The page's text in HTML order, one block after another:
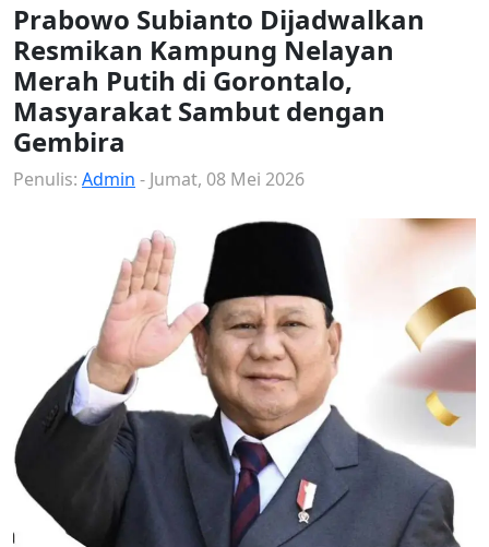
Prabowo Subianto Dijadwalkan
Resmikan Kampung Nelayan
Merah Putih di Gorontalo,
Masyarakat Sambut dengan
Gembira
Penulis: Admin - Jumat, 08 Mei 2026